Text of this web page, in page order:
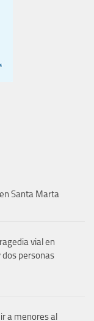
Santa Marta
vial en
personas
a menores al